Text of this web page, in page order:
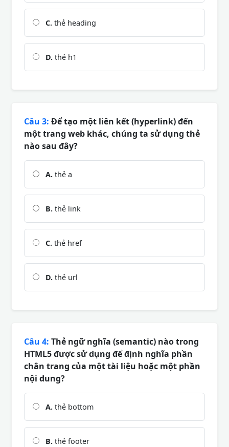
C. thẻ heading
D. thẻ h1
Câu 3: Để tạo một liên kết (hyperlink) đến
một trang web khác, chúng ta sử dụng thẻ
nào sau đây?
A. thẻ a
B. thẻ link
C. thẻ href
D. thẻ url
Câu 4: Thẻ ngữ nghĩa (semantic) nào trong
HTML5 được sử dụng để định nghĩa phần
chân trang của một tài liệu hoặc một phần
nội dung?
A. thẻ bottom
B. thẻ footer